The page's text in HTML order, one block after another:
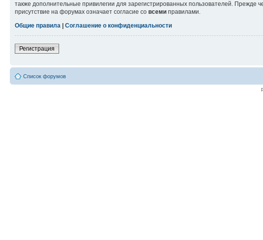
также дополнительные привилегии для зарегистрированных пользователей. Прежде
присутствие на форумах означает согласие со всеми правилами.
Общие правила
Соглашение о конфиденциальности
Регистрация
Список форумов